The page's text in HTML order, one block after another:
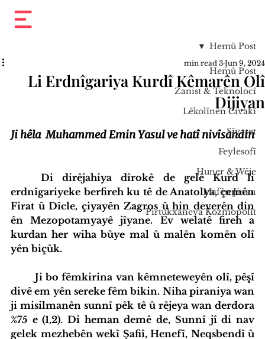
Hemû Post
Zanist & Teknolocî
Lêkolînên Civakî
Sîyaset
Feylesofî
Huner & Wêje
Mafên Jinan
Pirtûkxaneya Kozmopolît
Hemû Post
Li Erdnîgariya Kurdî Kêmarên Olî
Dijiyan
Jun 9, 2024
3 min read
Ji hêla  Muhammed Emin Yasul ve hatî nivîsandin
Di dirêjahiya dîrokê de gelê Kurd li
erdnîgariyeke berfireh ku tê de Anatolya, çemên
Firat û Dîcle, çiyayên Zagros û hin deverên din
ên Mezopotamyayê jîyane. Ev welatê fireh a
kurdan her wiha bûye mal û malên komên olî
yên biçûk.
	Ji bo fêmkirina van kêmneteweyên olî, pêşî
divê em yên sereke fêm bikin. Niha piraniya wan
ji misilmanên sunnî pêk tê û rêjeya wan derdora
%75 e (1,2). Di heman demê de, Sunnî jî di nav
gelek mezhebên wekî Şafiî, Henefî, Neqsbendî û